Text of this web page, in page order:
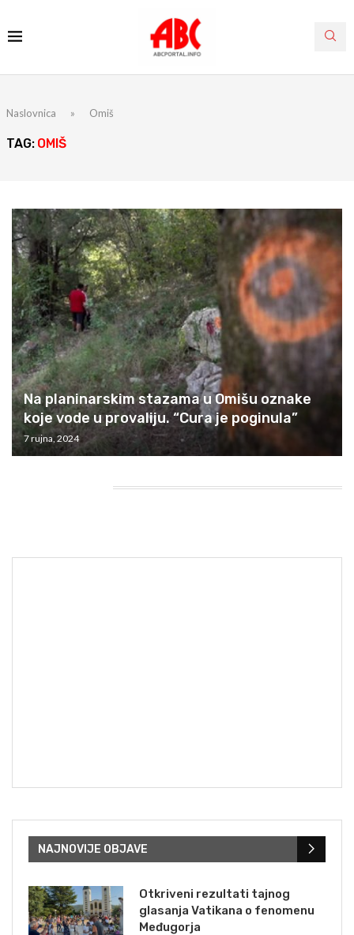
Naslovnica » Omiš
TAG: OMIŠ
Na planinarskim stazama u Omišu oznake
koje vode u provaliju. “Cura je poginula”
7 rujna, 2024
NAJNOVIJE OBJAVE
Otkriveni rezultati tajnog
glasanja Vatikana o fenomenu
Međugorja